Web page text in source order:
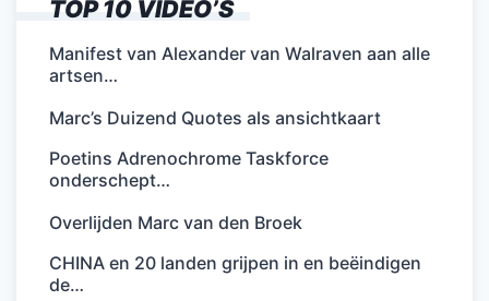
TOP 10 VIDEO’S
Manifest van Alexander van Walraven aan alle
artsen…
Marc’s Duizend Quotes als ansichtkaart
Poetins Adrenochrome Taskforce
onderschept…
Overlijden Marc van den Broek
CHINA en 20 landen grijpen in en beëindigen
de…